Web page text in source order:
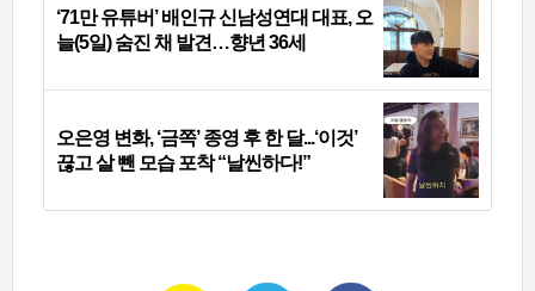
‘71만 유튜버’ 배인규 신남성연대 대표, 오
늘(5일) 숨진 채 발견…향년 36세
오은영 변화, ‘금쪽’ 종영 후 한 달...‘이것’
끊고 살 뺀 모습 포착 “날씬하다!”